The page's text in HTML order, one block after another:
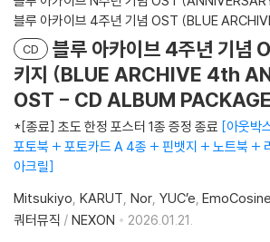
CD
블루 아카이브 4주년 기념
키지 (BLUE ARCHIVE 4th
OST - CD ALBUM
*[종료] 초도 한정 포스터 1종 증정 종료 아웃박
포토북 + 포토카드 A 4종 + 핀뱃지 + 노트북 +
아크릴
Mitsukiyo KARUT Nor YUC’e EmoCosine
쿼터뮤직 / NEXON 2026.01.21.